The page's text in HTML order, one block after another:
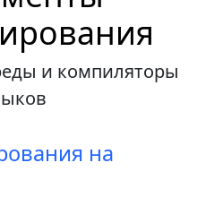
и компиляторы
на